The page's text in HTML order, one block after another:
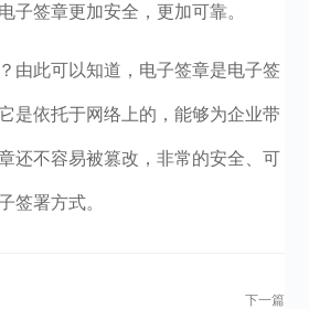
子签章更加安全，更加可靠。
？由此可以知道，电子签章是电子签
是依托于网络上的，能够为企业带
还不容易被篡改，非常的安全、可
签署方式。
下一篇